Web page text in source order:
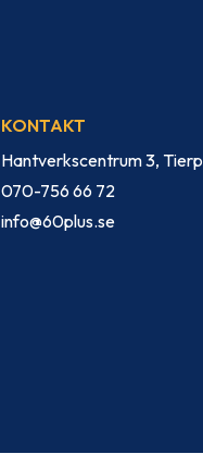
KONTAKT
Hantverkscentrum 3, Tierp
070-756 66 72
info@60plus.se